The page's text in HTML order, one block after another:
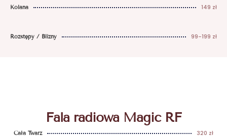
Kolana 149 zł
Rozstępy / Blizny 99-199 zł
Fala radiowa Magic RF
Cała Twarz 320 zł